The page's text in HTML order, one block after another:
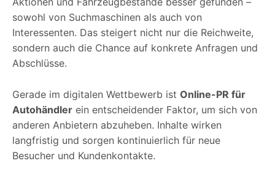
sowohl von Suchmaschinen als auch von
Interessenten. Das steigert nicht nur die Reichweite,
sondern auch die Chance auf konkrete Anfragen und
Abschlüsse.
Gerade im digitalen Wettbewerb ist Online-PR für
Autohändler ein entscheidender Faktor, um sich von
anderen Anbietern abzuheben. Inhalte wirken
langfristig und sorgen kontinuierlich für neue
Besucher und Kundenkontakte.